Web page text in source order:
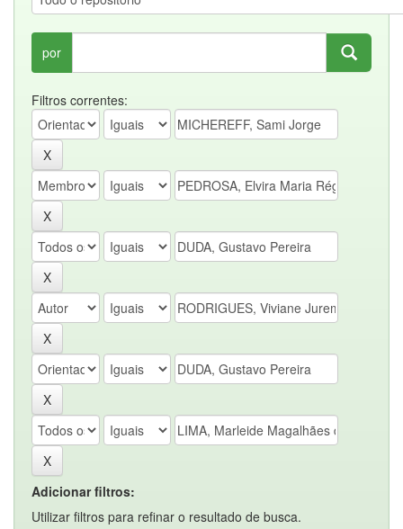
por
Filtros correntes:
Adicionar filtros:
Utilizar filtros para refinar o resultado de busca.